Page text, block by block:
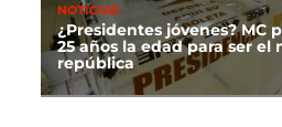
NOTICIAS
¿Presidentes jóvenes? MC
25 años la edad para ser el
república